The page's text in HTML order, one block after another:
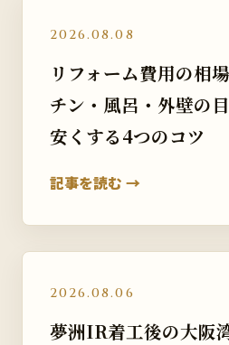
2026.08.08
リフォーム費用の相
チン・風呂・外壁の
安くする4つのコツ
記事を読む →
2026.08.06
夢洲IR着工後の大阪